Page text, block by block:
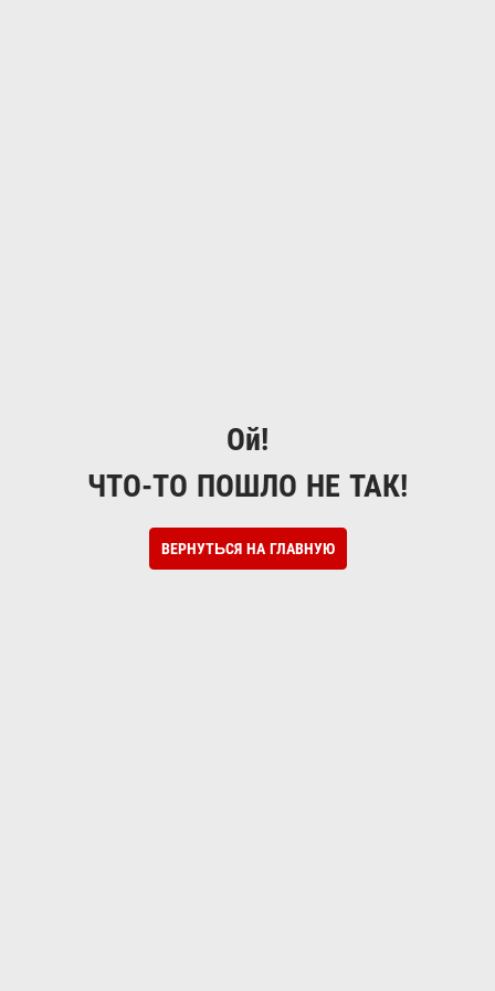
Ой!
ЧТО-ТО ПОШЛО НЕ ТАК!
ВЕРНУТЬСЯ НА ГЛАВНУЮ